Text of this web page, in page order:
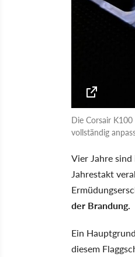
Die Corsair
vollständig
Vier Jahre
Jahrestakt
der Brandung.
Ein
diesem